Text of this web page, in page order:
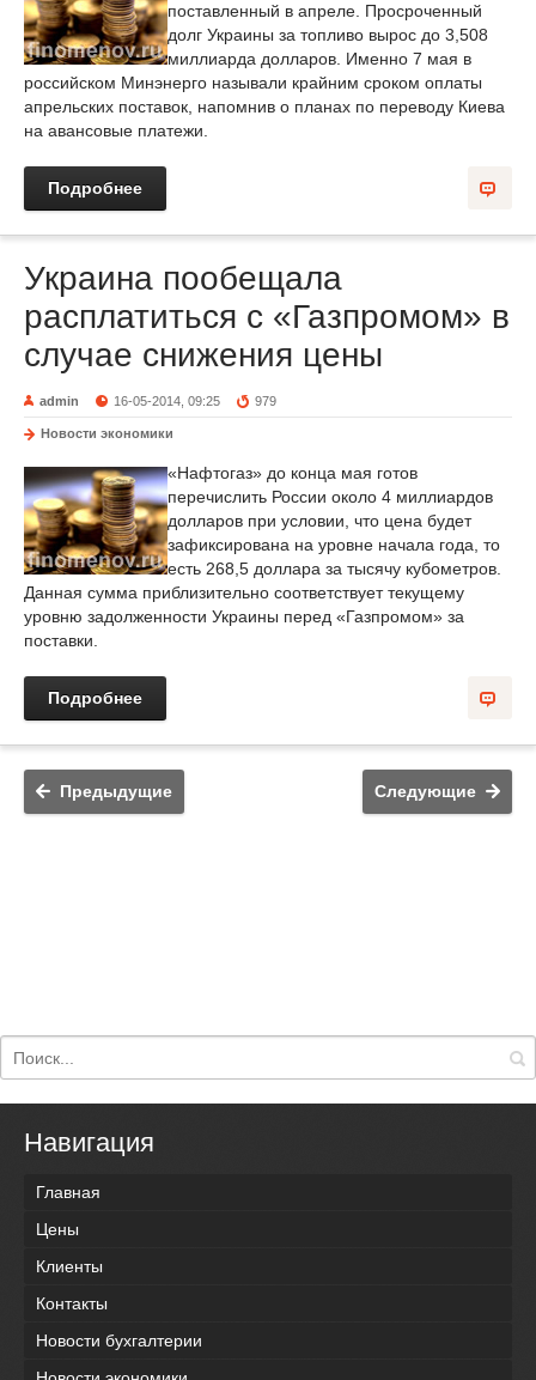
поставленный в апреле. Просроченный
долг Украины за топливо вырос до 3,508
миллиарда долларов. Именно 7 мая в
российском Минэнерго называли крайним сроком оплаты
апрельских поставок, напомнив о планах по переводу Киева
на авансовые платежи.
Подробнее
Украина пообещала
расплатиться с «Газпромом» в
случае снижения цены
admin 16-05-2014, 09:25 979
Новости экономики
«Нафтогаз» до конца мая готов
перечислить России около 4 миллиардов
долларов при условии, что цена будет
зафиксирована на уровне начала года, то
есть 268,5 доллара за тысячу кубометров.
Данная сумма приблизительно соответствует текущему
уровню задолженности Украины перед «Газпромом» за
поставки.
Подробнее
Предыдущие Следующие
Навигация
Главная
Цены
Клиенты
Контакты
Новости бухгалтерии